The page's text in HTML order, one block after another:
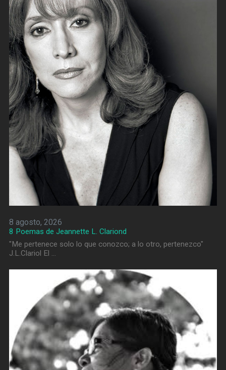
8 agosto, 2026
8 Poemas de Jeannette L. Clariond
"Me pertenece solo lo que conozco; a lo otro, pertenezco"
J.L.Clariol El …